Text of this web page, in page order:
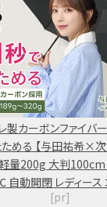
製カーボンファイバ
める 【与田祐希×
量200g 大判
動開閉 レディース
[pr]